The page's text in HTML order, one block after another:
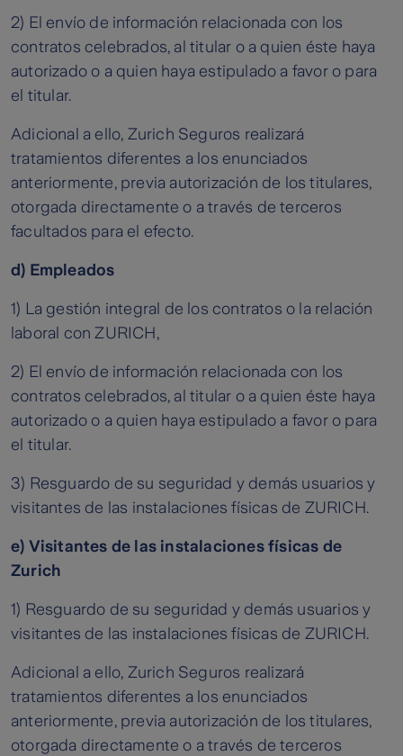
2) El envío de información relacionada con los
contratos celebrados, al titular o a quien éste haya
autorizado o a quien haya estipulado a favor o para
el titular.
Adicional a ello, Zurich Seguros realizará
tratamientos diferentes a los enunciados
anteriormente, previa autorización de los titulares,
otorgada directamente o a través de terceros
facultados para el efecto.
d) Empleados
1) La gestión integral de los contratos o la relación
laboral con ZURICH,
2) El envío de información relacionada con los
contratos celebrados, al titular o a quien éste haya
autorizado o a quien haya estipulado a favor o para
el titular.
3) Resguardo de su seguridad y demás usuarios y
visitantes de las instalaciones físicas de ZURICH.
e) Visitantes de las instalaciones físicas de
Zurich
1) Resguardo de su seguridad y demás usuarios y
visitantes de las instalaciones físicas de ZURICH.
Adicional a ello, Zurich Seguros realizará
tratamientos diferentes a los enunciados
anteriormente, previa autorización de los titulares,
otorgada directamente o a través de terceros